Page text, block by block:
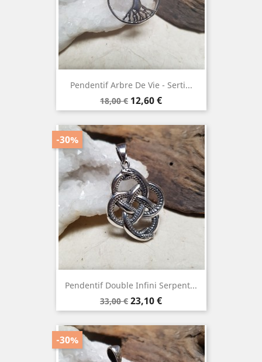
Pendentif Arbre De Vie - Serti...
Prix
de
base
18,00 € Prix
12,60 €
Pendentif Double Infini Serpent...
Prix
de
base
33,00 €
-30%
Prix
23,10 €
-30%